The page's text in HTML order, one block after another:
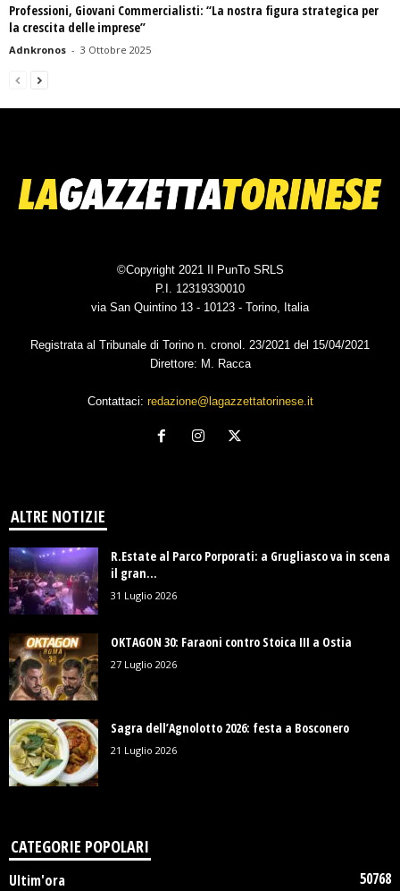
Professioni, Giovani Commercialisti: “La nostra figura strategica per
la crescita delle imprese”
Adnkronos - 3 Ottobre 2025
©Copyright 2021 Il PunTo SRLS
P.I. 12319330010
via San Quintino 13 - 10123 - Torino, Italia
Registrata al Tribunale di Torino n. cronol. 23/2021 del 15/04/2021
Direttore: M. Racca
Contattaci: redazione@lagazzettatorinese.it
ALTRE NOTIZIE
R.Estate al Parco Porporati: a Grugliasco va in scena
il gran...
31 Luglio 2026
OKTAGON 30: Faraoni contro Stoica III a Ostia
27 Luglio 2026
Sagra dell’Agnolotto 2026: festa a Bosconero
21 Luglio 2026
CATEGORIE POPOLARI
Ultim'ora 50768